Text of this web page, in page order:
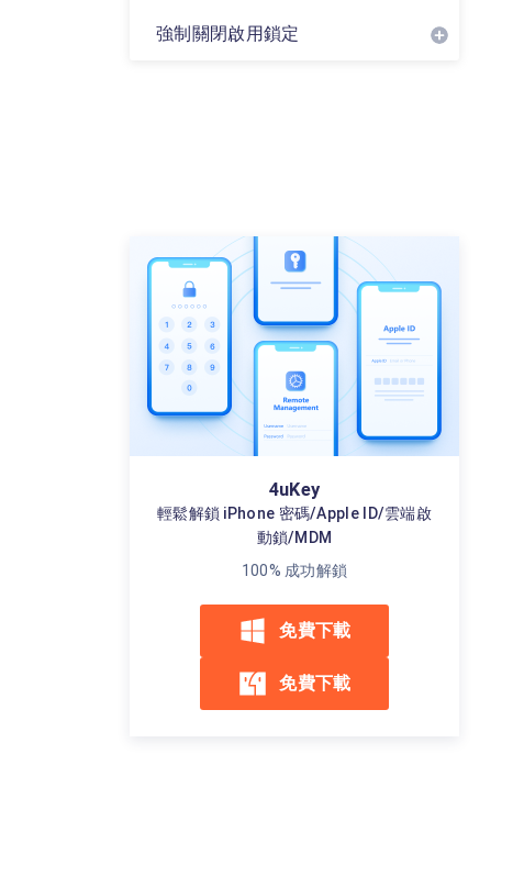
強制關閉啟用鎖定
4uKey
輕鬆解鎖 iPhone 密碼/Apple ID/雲端啟
動鎖/MDM
100% 成功解鎖
免費下載
免費下載